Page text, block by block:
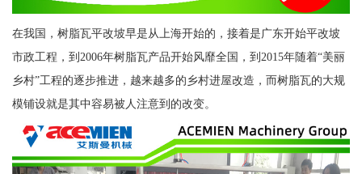
在我国，树脂瓦平改坡早是从上海开始的，接着是广东开始平改坡
市政工程，到2006年树脂瓦产品开始风靡全国，到2015年随着“美丽
乡村”工程的逐步推进，越来越多的乡村进屋改造，而树脂瓦的大规
模铺设就是其中容易被人注意到的改变。